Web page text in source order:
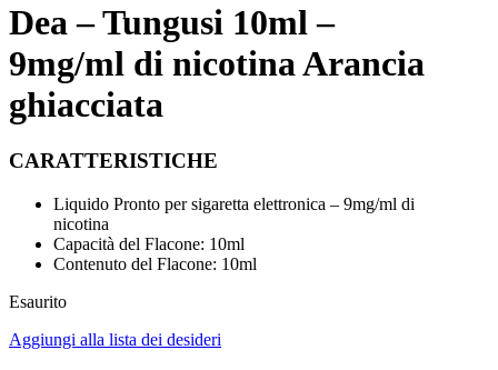
Dea – Tungusi 10ml –
9mg/ml di nicotina Arancia
ghiacciata
CARATTERISTICHE
Liquido Pronto per sigaretta elettronica – 9mg/ml di
nicotina
Capacità del Flacone: 10ml
Contenuto del Flacone: 10ml
Esaurito
Aggiungi alla lista dei desideri